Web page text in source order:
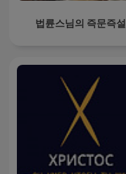
법륜스님의 즉문즉설